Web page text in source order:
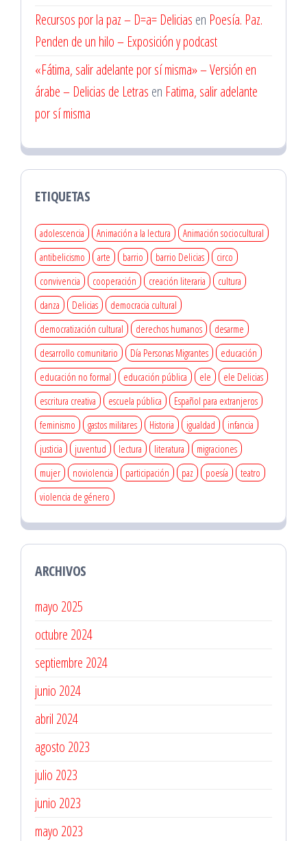
Recursos por la paz – D=a= Delicias en Poesía. Paz.
Penden de un hilo – Exposición y podcast
«Fátima, salir adelante por sí misma» – Versión en
árabe – Delicias de Letras en Fatima, salir adelante
por sí misma
ETIQUETAS
adolescencia Animación a la lectura
Animación sociocultural
antibelicismo
arte barrio barrio Delicias
circo
convivencia
cooperación creación literaria
cultura
danza
Delicias
democracia cultural
democratización cultural
derechos humanos
desarme
desarrollo comunitario
Día Personas Migrantes
educación
educación no formal
educación pública ele
ele Delicias
escritura creativa
escuela pública
Español para extranjeros
feminismo
gastos militares Historia igualdad
infancia
justicia
juventud lectura literatura
migraciones
mujer
noviolencia participación paz poesía
teatro
violencia de género
ARCHIVOS
mayo 2025
octubre 2024
septiembre 2024
junio 2024
abril 2024
agosto 2023
julio 2023
junio 2023
mayo 2023